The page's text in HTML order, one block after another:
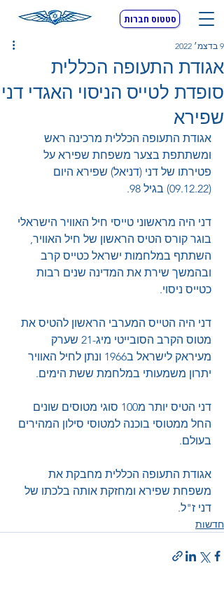
סטטוס חברות
אגודת התעופה הכללית
סופדת לטייס הניסוי האגדי דני
שפירא
9 בדצמ׳ 2022
אגודת התעופה הכללית מרכינה ראש
ומשתתפת בצער משפחת שפירא על
פטירתו של דני (דניאל) שפירא היום
(09.12.22) בגיל 98.
דני היה מראשוני טייסי חיל האוויר הישראלי
בוגר קורס הטיס הראשון של חיל האוויר,
השתתף במלחמות ישראל כטייס קרב
ובהמשך שירת את המדינה שנים רבות
כטייס ניסוי.
דני היה הטייס המערבי הראשון להטיס את
מטוס הקרב הסובייטי מיג-21 שערק
מעיראק לישראל ב1966 ונתן לחיל האוויר
יתרון משמעותי במלחמת ששת הימים.
דני הטיס יותר מ100 סוגי מטוסים שונים
החל ממטוסי בוכנה למטוסי סילון המהירים
בעולם.
אגודת התעופה הכללית מחבקת את
משפחת שפירא ומחזקת אותה בלכתו של
דני ז"ל.
חדשות